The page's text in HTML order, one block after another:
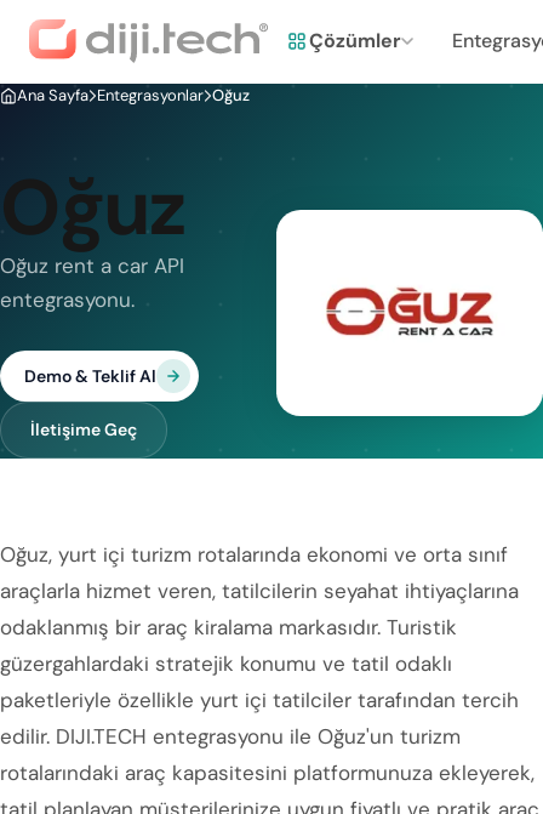
Çözümler
Ana Sayfa Entegrasyonlar Oğuz
Oğuz
Oğuz rent a car API
entegrasyonu.
Demo & Teklif Al
İletişime Geç
Oğuz, yurt içi turizm rotalarında ekonomi ve orta sınıf
araçlarla hizmet veren, tatilcilerin seyahat ihtiyaçlarına
odaklanmış bir araç kiralama markasıdır. Turistik
güzergahlardaki stratejik konumu ve tatil odaklı
paketleriyle özellikle yurt içi tatilciler tarafından tercih
edilir. DIJI.TECH entegrasyonu ile Oğuz'un turizm
rotalarındaki araç kapasitesini platformunuza ekleyerek,